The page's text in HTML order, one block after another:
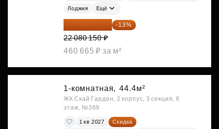
Лоджия Ещё
19 209 731 ₽ -13%
22 080 150 ₽
460 665 ₽ за м²
1-комнатная, 44.4м²
ЖК Скай Гарден, 2 корпус, 3 секция, 6
этаж, №369
1 кв 2027
Скидка